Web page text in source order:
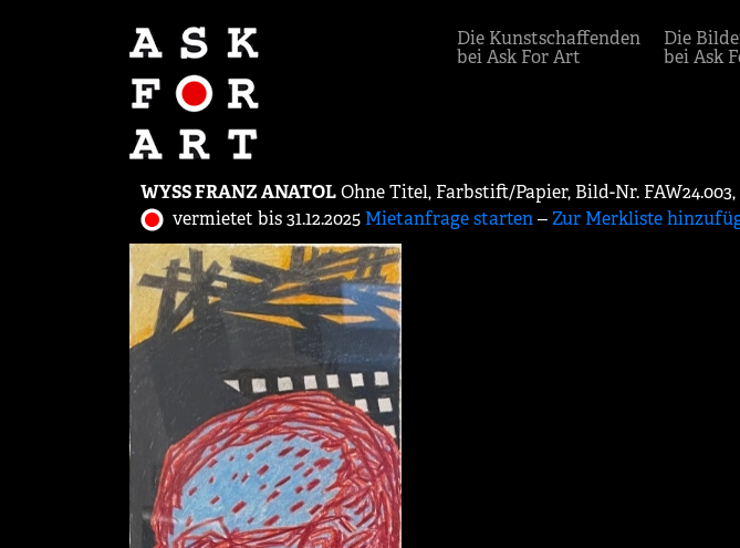
Die Kunstschaffenden
bei Ask For Art
Die
bei Ask
WYSS FRANZ ANATOLOhne Titel, Farbstift/Papier, Bild-Nr.
vermietet bis 31.12.2025 Mietanfrage starten‒Zur Merkliste